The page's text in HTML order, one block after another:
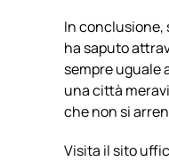
In conclusione,
ha saputo
sempre uguale
una città
che non si
Visita il sito